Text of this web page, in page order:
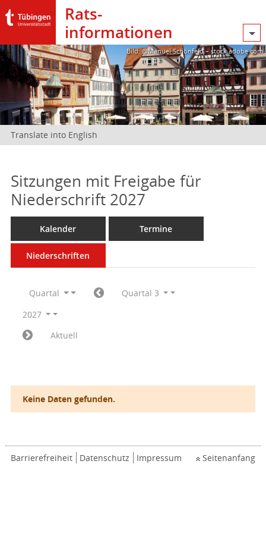
Rats­
informationen
Bild: @Manuel Schönfeld – stock.adobe.com
Translate into English
Sitzungen mit Freigabe für
Niederschrift 2027
Kalender Termine
Niederschriften
Quartal
Quartal 3
2027
Aktuell
Keine Daten gefunden.
Barrierefreiheit Datenschutz Impressum Seitenanfang